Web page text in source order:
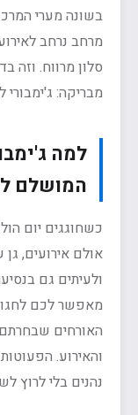
בשונה מערי
מרחב נרחב
סלון מרווח. וזה
מבריקה:
למה
המושלם
כשחוגגים יום
אולם אירועים,
ולעיתים גם
מאפשר לכם
האורחים
והאירוע.
נהנים בלי לרוץ